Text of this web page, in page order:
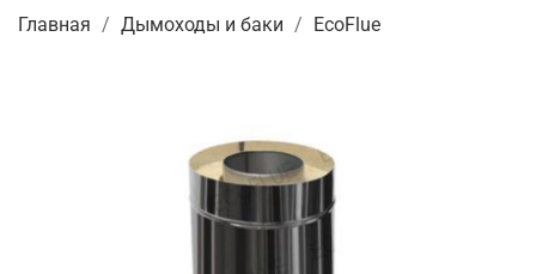
Главная Дымоходы и баки EcoFlue